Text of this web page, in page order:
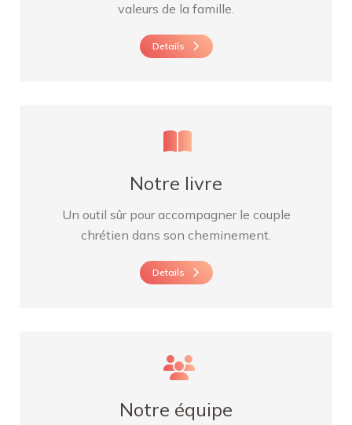
valeurs de la famille.
Details
Notre livre
Un outil sûr pour accompagner le couple
chrétien dans son cheminement.
Details
Notre équipe